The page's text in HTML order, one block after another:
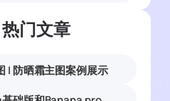
热门文章
| 防晒霜主图案例展示